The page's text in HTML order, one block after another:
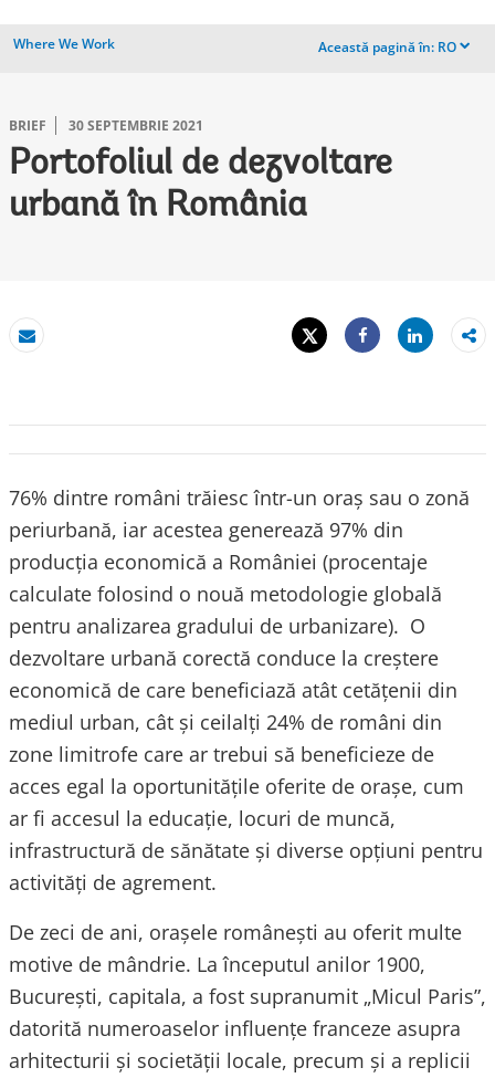
Where We Work Această pagină în: RO dropdown
BRIEF 30 SEPTEMBRIE 2021
Portofoliul de dezvoltare
urbană în România
E-mail
Tweet
Share
Share
76% dintre români trăiesc într-un oraș sau o zonă
periurbană, iar acestea generează 97% din
producția economică a României (procentaje
calculate folosind o nouă metodologie globală
pentru analizarea gradului de urbanizare). O
dezvoltare urbană corectă conduce la creștere
economică de care beneficiază atât cetățenii din
mediul urban, cât și ceilalți 24% de români din
zone limitrofe care ar trebui să beneficieze de
acces egal la oportunitățile oferite de orașe, cum
ar fi accesul la educație, locuri de muncă,
infrastructură de sănătate și diverse opțiuni pentru
activități de agrement.
De zeci de ani, orașele românești au oferit multe
motive de mândrie. La începutul anilor 1900,
București, capitala, a fost supranumit „Micul Paris”,
datorită numeroaselor influențe franceze asupra
arhitecturii și societății locale, precum și a replicii